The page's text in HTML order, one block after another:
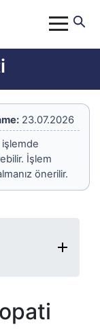
23.07.2026
İşlem
önerilir.